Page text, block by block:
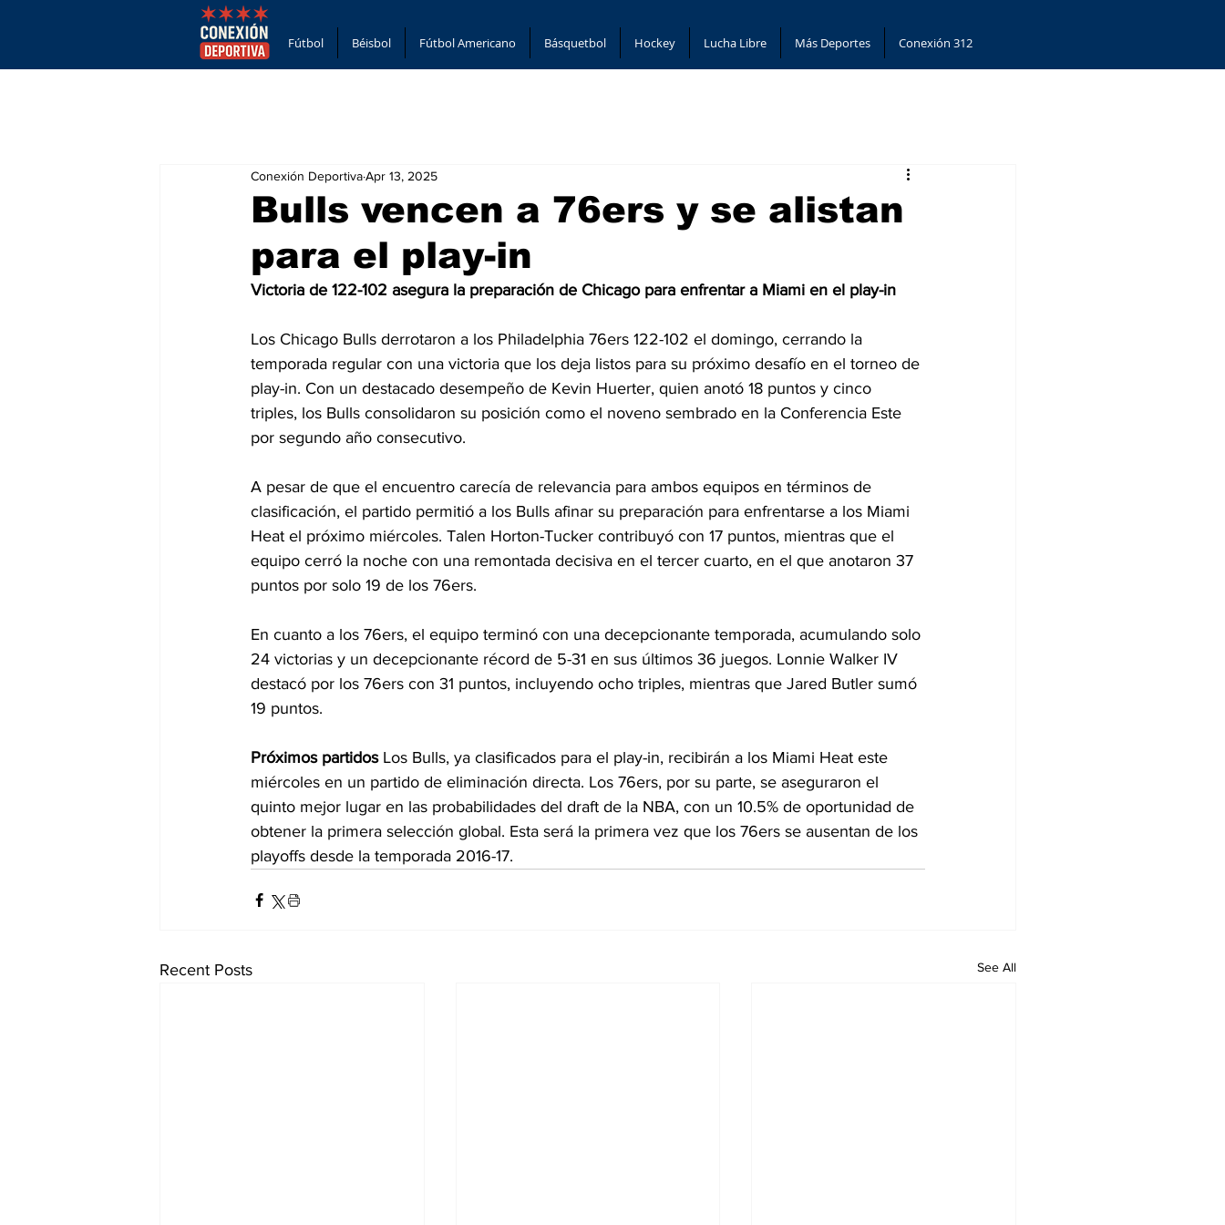
Fútbol Béisbol Fútbol Americano Básquetbol Hockey Lucha Libre Más Deportes Conexión 312
Bulls vencen a 76ers y se alistan
para el play-in
Conexión DeportivaApr 13, 2025
Victoria de 122-102 asegura la preparación de Chicago para enfrentar a Miami en el play-in
Los Chicago Bulls derrotaron a los Philadelphia 76ers 122-102 el domingo, cerrando la
temporada regular con una victoria que los deja listos para su próximo desafío en el torneo de
play-in. Con un destacado desempeño de Kevin Huerter, quien anotó 18 puntos y cinco
triples, los Bulls consolidaron su posición como el noveno sembrado en la Conferencia Este
por segundo año consecutivo.
A pesar de que el encuentro carecía de relevancia para ambos equipos en términos de
clasificación, el partido permitió a los Bulls afinar su preparación para enfrentarse a los Miami
Heat el próximo miércoles. Talen Horton-Tucker contribuyó con 17 puntos, mientras que el
equipo cerró la noche con una remontada decisiva en el tercer cuarto, en el que anotaron 37
puntos por solo 19 de los 76ers.
En cuanto a los 76ers, el equipo terminó con una decepcionante temporada, acumulando solo
24 victorias y un decepcionante récord de 5-31 en sus últimos 36 juegos. Lonnie Walker IV
destacó por los 76ers con 31 puntos, incluyendo ocho triples, mientras que Jared Butler sumó
19 puntos.
Próximos partidos Los Bulls, ya clasificados para el play-in, recibirán a los Miami Heat este
miércoles en un partido de eliminación directa. Los 76ers, por su parte, se aseguraron el
quinto mejor lugar en las probabilidades del draft de la NBA, con un 10.5% de oportunidad de
obtener la primera selección global. Esta será la primera vez que los 76ers se ausentan de los
playoffs desde la temporada 2016-17.
Recent Posts See All